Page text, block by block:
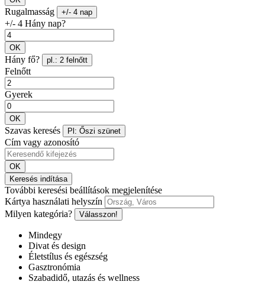
Rugalmasság +/- 4 nap
+/- 4 Hány nap?
OK
Hány fő? pl.: 2 felnőtt
Felnőtt
Gyerek
OK
Szavas keresés Pl: Őszi szünet
Cím vagy azonosító
OK
Keresés indítása
További keresési beállítások megjelenítése
Kártya használati helyszín
Milyen kategória?
Válasszon!
Mindegy
Divat és design
Életstílus és egészség
Gasztronómia
Szabadidő, utazás és wellness